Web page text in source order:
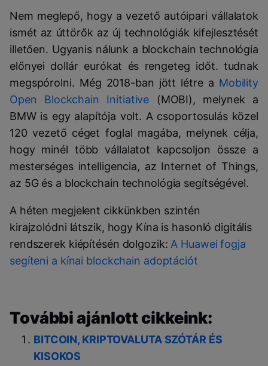
Nem meglepő, hogy a vezető autóipari vállalatok
ismét az úttörők az új technológiák kifejlesztését
illetően. Ugyanis nálunk a blockchain technológia
előnyei dollár eurókat és rengeteg időt. tudnak
megspórolni. Még 2018-ban jött létre a Mobility
Open Blockchain Initiative (MOBI), melynek a
BMW is egy alapítója volt. A csoportosulás közel
120 vezető céget foglal magába, melynek célja,
hogy minél több vállalatot kapcsoljon össze a
mesterséges intelligencia, az Internet of Things,
az 5G és a blockchain technológia segítségével.
A héten megjelent cikkünkben szintén
kirajzolódni látszik, hogy Kína is hasonló digitális
rendszerek kiépítésén dolgozik: A Huawei fogja
segíteni a kínai blockchain adoptációt
További ajánlott cikkeink:
BITCOIN, KRIPTOVALUTA SZÓTÁR ÉS
KISOKOS